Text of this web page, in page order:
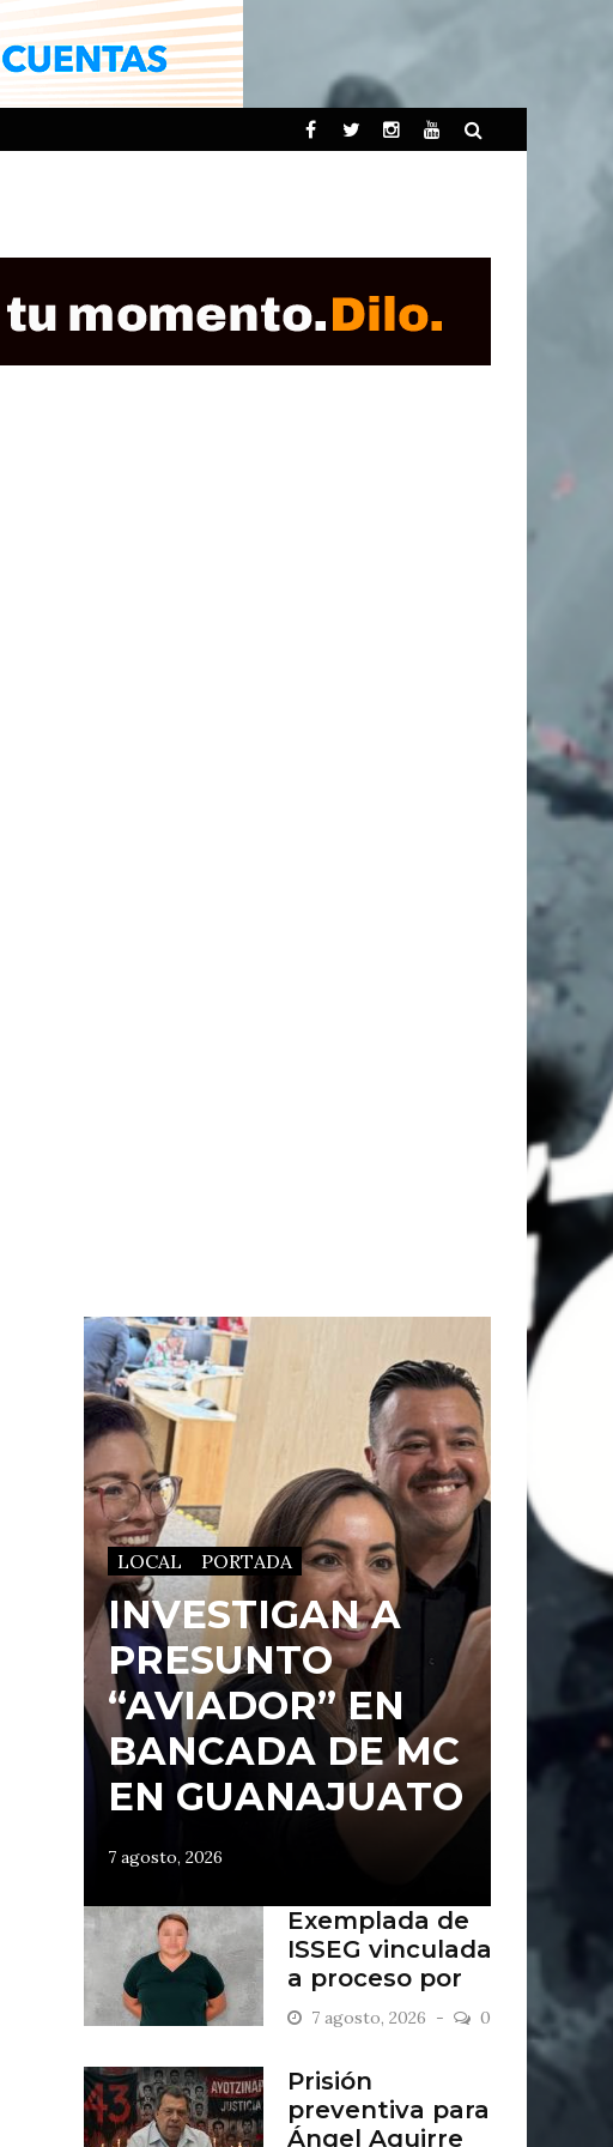
LOCAL PORTADA
INVESTIGAN A
PRESUNTO
“AVIADOR” EN
BANCADA DE MC
EN GUANAJUATO
7 agosto, 2026
Exemplada de
ISSEG vinculada
a proceso por
retiros indebidos
7 agosto, 2026 0
Prisión
preventiva para
Ángel Aguirre